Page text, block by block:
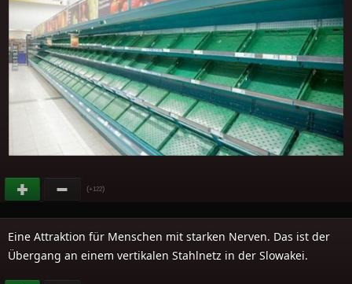
(+122)
Eine Attraktion für Menschen mit starken Nerven. Das ist der
Übergang an einem vertikalen Stahlnetz in der Slowakei.